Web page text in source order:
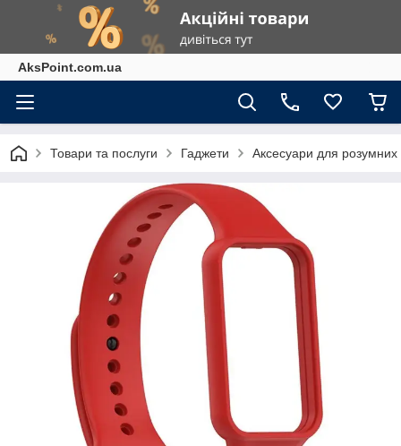
AksPoint.com.ua
Товари та послуги Гаджети Аксесуари для розумних